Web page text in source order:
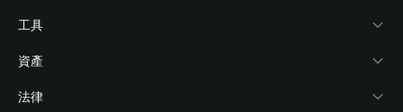
加密資訊
幫助中心
‌聯繫我們
Payfi Crypto
Crypto Swap API
Altcoin Season Index
連接錢包
Bitget Wallet Pay
合作上架
風險保障基金
安全防護技術
工具
快捷買幣
授權檢測
資產
Arbitrum
法律